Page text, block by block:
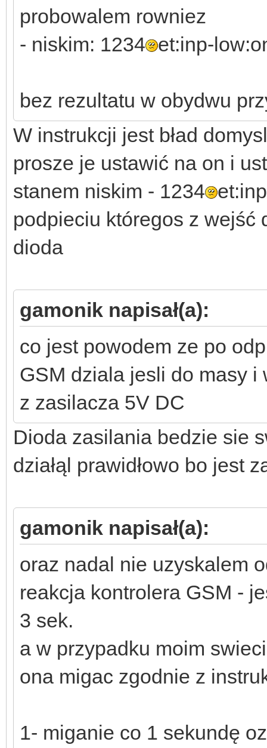
probowalem rowniez
- niskim: 1234
et:inp-
bez rezultatu w obydwu
W instrukcji jest bład
prosze je ustawić na on i
stanem niskim - 1234
podpieciu któregos z wejść
dioda
gamonik napisał(a):
co jest powodem ze po
GSM dziala jesli do masy
z zasilacza 5V DC
Dioda zasilania bedzie sie
działąl prawidłowo bo jest
gamonik napisał(a):
oraz nadal nie uzyskalem
reakcja kontrolera GSM -
3 sek.
a w przypadku moim
ona migac zgodnie z
1- miganie co 1 sekundę